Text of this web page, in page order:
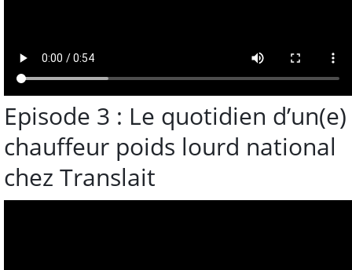
Episode 3 : Le quotidien d’un(e)
chauffeur poids lourd national
chez Translait